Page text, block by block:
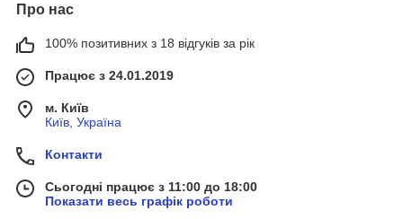
Про нас
100% позитивних з 18 відгуків за рік
Працює з 24.01.2019
м. Київ
Київ, Україна
Контакти
Сьогодні працює з 11:00 до 18:00
Показати весь графік роботи